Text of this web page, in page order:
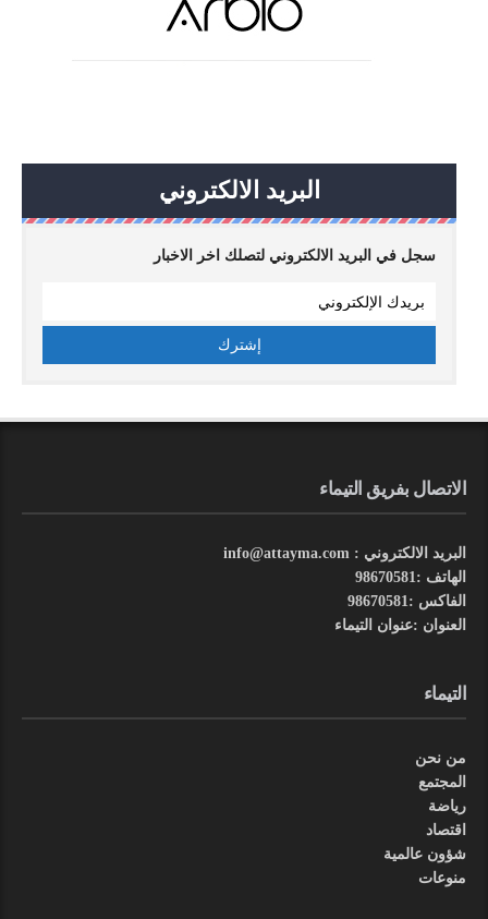
البريد الالكتروني
سجل في البريد الالكتروني لتصلك اخر الاخبار
الاتصال بفريق التيماء
البريد الالكتروني : info@attayma.com
الهاتف :98670581
الفاكس :98670581
العنوان :عنوان التيماء
التيماء
من نحن
المجتمع
رياضة
اقتصاد
شؤون عالمية
منوعات